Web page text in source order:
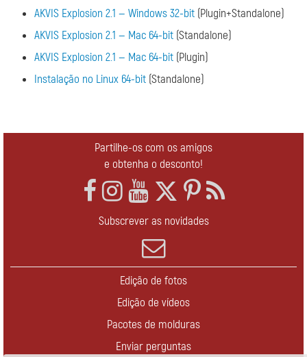
AKVIS Explosion 2.1 — Windows 32-bit (Plugin+Standalone)
AKVIS Explosion 2.1 — Mac 64-bit (Standalone)
AKVIS Explosion 2.1 — Mac 64-bit (Plugin)
Instalação no Linux 64-bit (Standalone)
Partilhe-os com os amigos
e obtenha o desconto!
Subscrever as novidades
Edição de fotos
Edição de vídeos
Pacotes de molduras
Enviar perguntas